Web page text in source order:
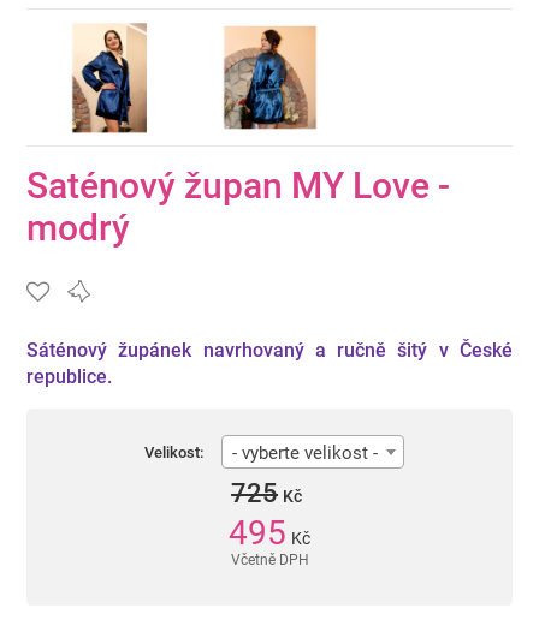
Saténový župan MY Love -
modrý
Sáténový župánek navrhovaný a ručně šitý v České
republice.
Velikost: - vyberte velikost -
725 Kč
495 Kč
Včetně DPH